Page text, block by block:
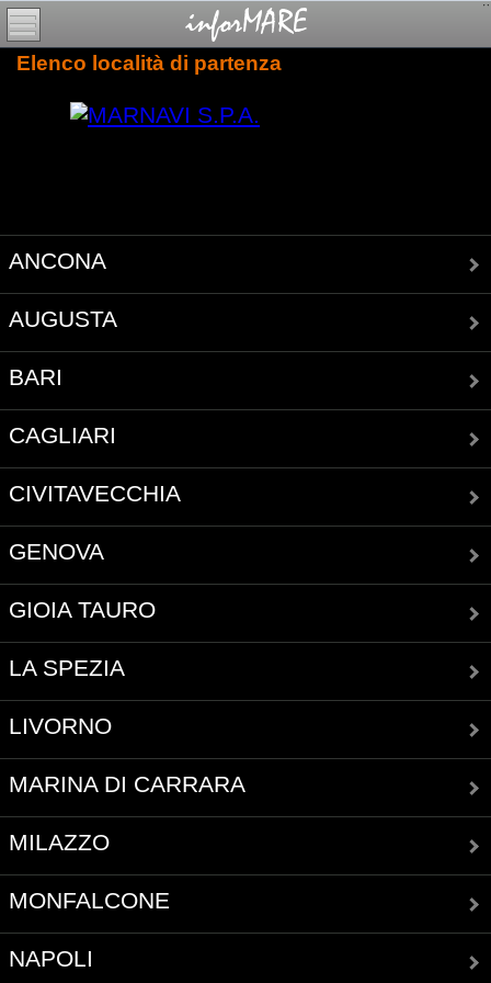
Elenco località di partenza
ANCONA
AUGUSTA
BARI
CAGLIARI
CIVITAVECCHIA
GENOVA
GIOIA TAURO
LA SPEZIA
LIVORNO
MARINA DI CARRARA
MILAZZO
MONFALCONE
NAPOLI